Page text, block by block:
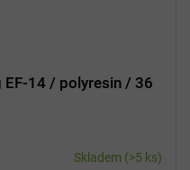
EF-14 / polyresin / 36
Skladem (>5 ks)